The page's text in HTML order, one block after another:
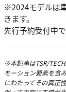
※2024モデルは
きます。
先行予約受付中で
※本記事はTSR/
モーション要素を含
にわたってその真正